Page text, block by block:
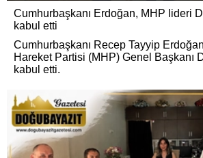
Cumhurbaşkanı Erdoğan, MHP lideri
kabul etti
Cumhurbaşkanı Recep Tayyip
Hareket Partisi (MHP) Genel Başkanı
kabul etti.